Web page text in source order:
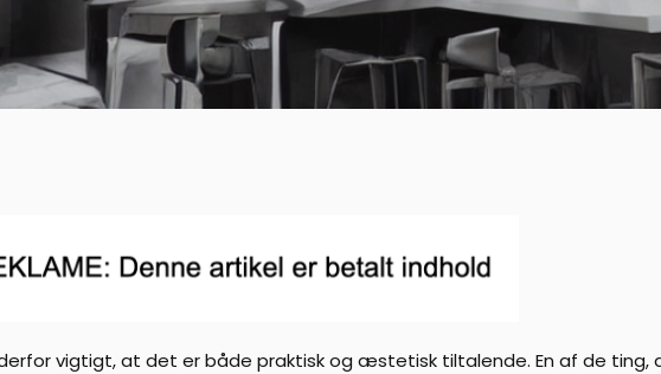
vigtigt, at det er både praktisk og æstetisk tiltalende. En af de ting,